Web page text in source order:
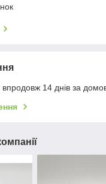
14 днів за